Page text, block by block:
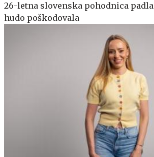
26-letna slovenska pohodnica
hudo poškodovala